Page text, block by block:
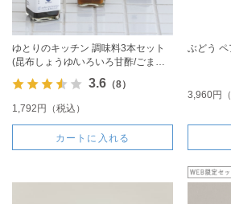
ゆとりのキッチン 調味料3本セット
(昆布しょうゆ/いろいろ甘酢/ごまだ
れ)
3.6（8）
1,792円（税込）
カートに入れる
ぶどう
3,960円（